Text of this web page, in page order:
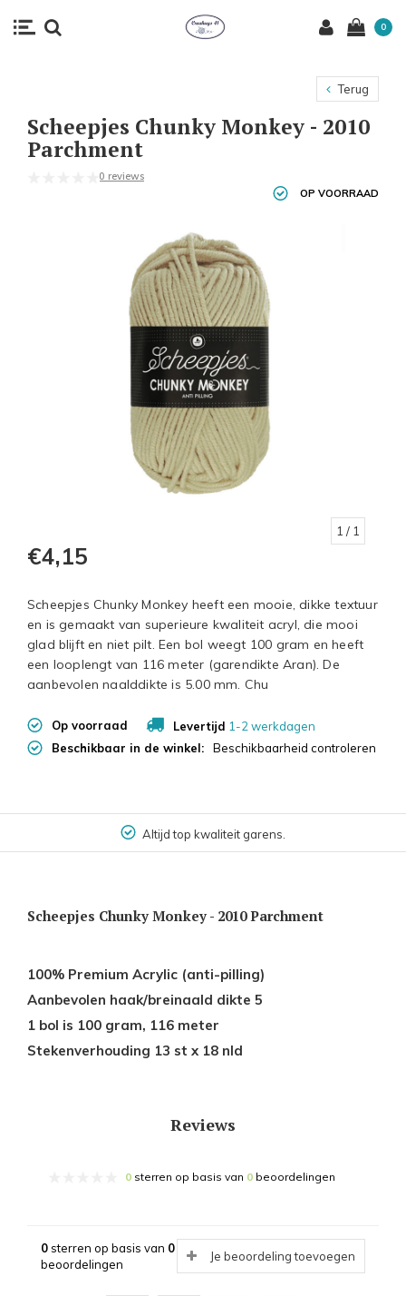
0
Terug
Scheepjes Chunky Monkey - 2010
Parchment
0 reviews
OP VOORRAAD
1 / 1
€4,15
Scheepjes Chunky Monkey heeft een mooie, dikke textuur
en is gemaakt van superieure kwaliteit acryl, die mooi
glad blijft en niet pilt. Een bol weegt 100 gram en heeft
een looplengt van 116 meter (garendikte Aran). De
aanbevolen naalddikte is 5.00 mm. Chu
Op voorraad Levertijd 1-2 werkdagen
Beschikbaar in de winkel:
Beschikbaarheid controleren
Altijd top kwaliteit garens.
Scheepjes Chunky Monkey - 2010 Parchment
100% Premium Acrylic (anti-pilling)
Aanbevolen haak/breinaald dikte 5
1 bol is 100 gram, 116 meter
Stekenverhouding 13 st x 18 nld
Reviews
0 sterren op basis van 0 beoordelingen
0sterren op basis van 0
beoordelingen
Je beoordeling toevoegen